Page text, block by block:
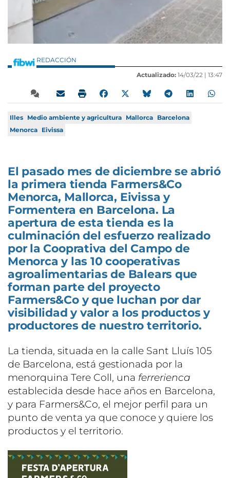
REDACCIÓN
Actualizado: 14/03/22 | 13:47
Illes Medio ambiente y agricultura Mallorca Barcelona
Menorca Eivissa
El pasado mes de diciembre se abrió
la primera tienda Farmers&Co
Menorca, Mallorca, Eivissa y
Formentera en Barcelona. La
apertura de esta tienda es la
culminación del esfuerzo realizado
por la Cooprativa del Campo de
Menorca y las 10 cooperativas
agroalimentarias de Balears que
forman parte del proyecto
Farmers&Co y que luchan por dar
visibilidad y valor a los productos y
productores de nuestro territorio.
La tienda, situada en la calle Sant Lluís 105
de Barcelona, está gestionada por la
menorquina Tere Coll, una ferrerienca
establecida desde hace años en Barcelona,
y para Farmers&Co, el mejor perfil para un
punto de venta ya que conoce y quiere los
productos y el territorio.